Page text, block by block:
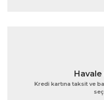
Kredi kartına taksit ve